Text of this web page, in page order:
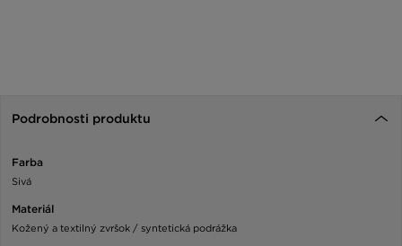
Podrobnosti produktu
Farba
Sivá
Materiál
Kožený a textilný zvršok / syntetická podrážka